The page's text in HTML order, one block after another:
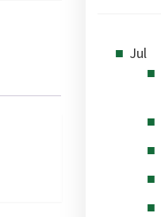
Jul